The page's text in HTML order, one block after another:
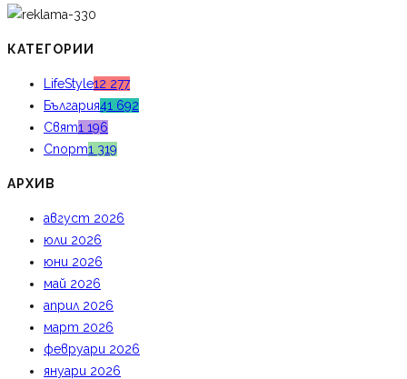
КАТЕГОРИИ
LifeStyle12 277
България41 692
Свят1 196
Спорт1 319
АРХИВ
август 2026
юли 2026
юни 2026
май 2026
април 2026
март 2026
февруари 2026
януари 2026